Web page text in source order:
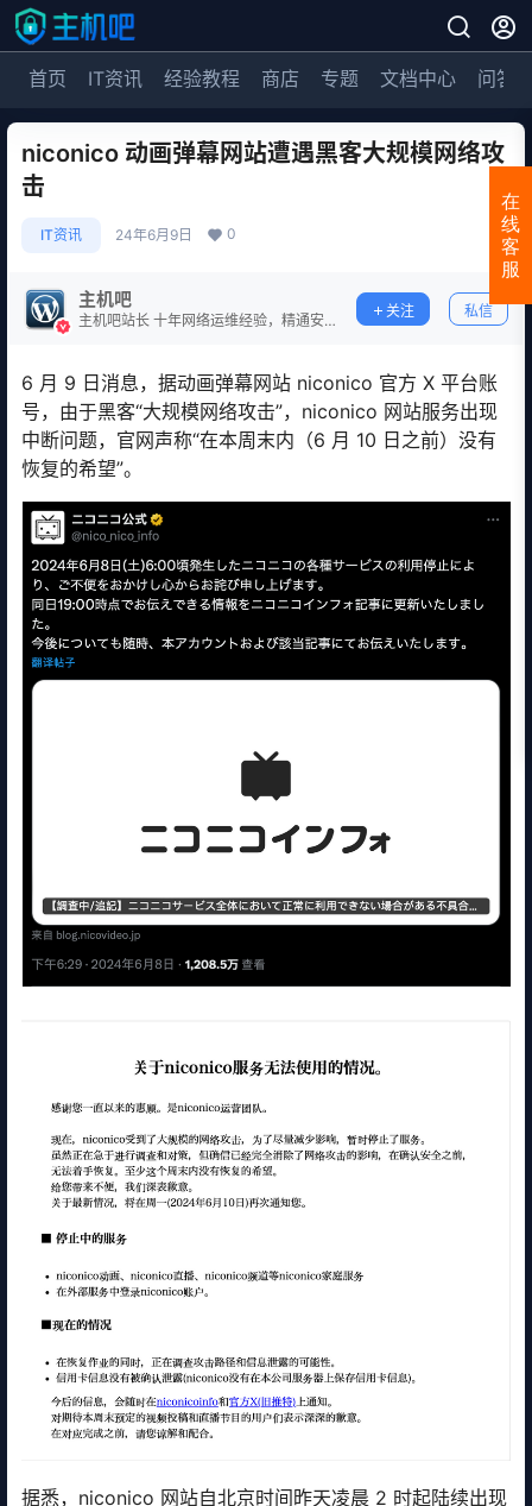
首页 IT资讯 经验教程 商店 专题 文档中心 问答
niconico 动画弹幕网站遭遇黑客大规模网络攻
击
IT资讯 24年6月9日 0
主机吧
主机吧站长 十年网络运维经验，精通安
关注 私信
6 月 9 日消息，据动画弹幕网站 niconico 官方 X 平台账
号，由于黑客“大规模网络攻击”，niconico 网站服务出现
中断问题，官网声称“在本周末内（6 月 10 日之前）没有
恢复的希望”。
据悉，niconico 网站自北京时间昨天凌晨 2 时起陆续出现
在
线
客
服